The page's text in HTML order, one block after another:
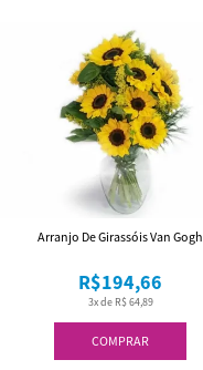
COMPRAR
3x de R$ 64,89
R$194,66
Arranjo De Girassóis Van Gogh